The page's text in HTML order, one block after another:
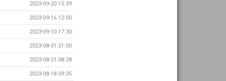
2023-09-20 15:39
2023-09-16 12:00
2023-09-10 17:30
2023-08-31 21:00
2023-08-21 08:28
2023-08-18 09:35